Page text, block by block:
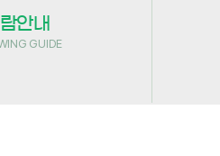
안내
GUIDE